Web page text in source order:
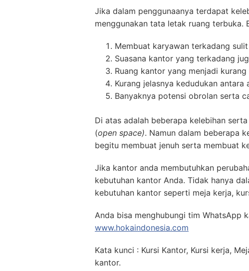
Jika dalam penggunaanya terdapat
menggunakan tata letak ruang terbuka.
Membuat karyawan terkadang
Suasana kantor yang terkadang
Ruang kantor yang menjadi
Kurang jelasnya kedudukan antara
Banyaknya potensi obrolan serta
Di atas adalah beberapa kelebihan
(open space). Namun dalam beberapa
begitu membuat jenuh serta membuat
Jika kantor anda membutuhkan
kebutuhan kantor Anda. Tidak hanya
kebutuhan kantor seperti meja kerja,
Anda bisa menghubungi tim WhatsApp
www.hokaindonesia.com
Kata kunci : Kursi Kantor, Kursi kerja,
kantor.